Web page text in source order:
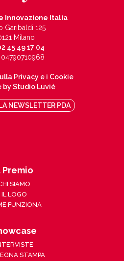
Innovazione Italia
Garibaldi 125
Milano
45 49 17 04
04790710968
Privacy e i Cookie
by Studio Luvié
NEWSLETTER PDA
Premio
SIAMO
IL LOGO
FUNZIONA
STAMPA